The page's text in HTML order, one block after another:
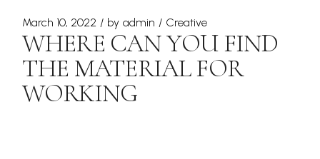
March 10, 2022 by admin Creative
WHERE CAN YOU FIND
THE MATERIAL FOR
WORKING